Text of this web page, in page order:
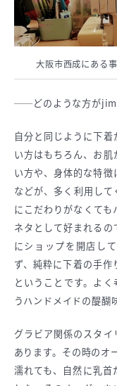
大阪市西成にある
──どのような方が
自分と同じように下
い方はもちろん、お
い方や、身体的な特
などが、多く利用し
にこだわりがなくて
ネタとして好まれる
にショップを開店し
ず、純粋に下着の手
ということです。よ
うハンドメイドの醍醐
グラビア関係のスタ
あります。その時のオ
濡れても、自然に乳